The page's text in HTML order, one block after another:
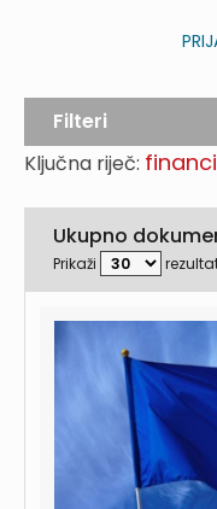
Ključna riječ:
Ukupno
Prikaži
Filteri